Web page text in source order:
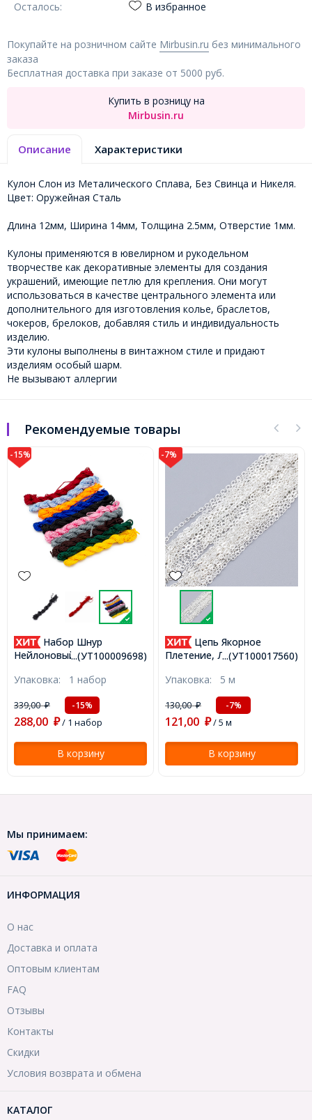
Осталось:
В избранное
Покупайте на розничном сайте Mirbusin.ru без минимального
заказа
Бесплатная доставка при заказе от 5000 руб.
Купить в розницу на
Mirbusin.ru
Описание Характеристики
Кулон Слон из Металического Сплава, Без Свинца и Никеля.
Цвет: Оружейная Сталь
Длина 12мм, Ширина 14мм, Толщина 2.5мм, Отверстие 1мм.
Кулоны применяются в ювелирном и рукодельном
творчестве как декоративные элементы для создания
украшений, имеющие петлю для крепления. Они могут
использоваться в качестве центрального элемента или
дополнительного для изготовления колье, браслетов,
чокеров, брелоков, добавляя стиль и индивидуальность
изделию.
Эти кулоны выполнены в винтажном стиле и придают
изделиям особый шарм.
Не вызывают аллергии
Рекомендуемые товары
-15%
...(УТ100009698)
Набор Шнур
Нейлоновый для Плетения
около 12м/связка,
10связок/упак,
(УТ100009698)
Упаковка: 1 набор
339,00₽ -15%
288,00 ₽/ 1 набор
В корзину
-7%
...(УТ100017560)
Цепь Якорное
Плетение, Латунь, Стойкое
Звено: 2x1.5х0.5мм,
(УТ100017560)
Упаковка: 5 м
130,00₽ -7%
121,00 ₽/ 5 м
В корзину
Мы принимаем:
ИНФОРМАЦИЯ
О нас
Доставка и оплата
Оптовым клиентам
FAQ
Отзывы
Контакты
Скидки
Условия возврата и обмена
КАТАЛОГ